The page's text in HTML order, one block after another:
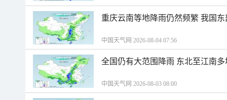
重庆云南等地降雨仍然频繁 我国
中国天气网 2026-08-04 07:56
全国仍有大范围降雨 东北至江南
中国天气网 2026-08-03 08:00